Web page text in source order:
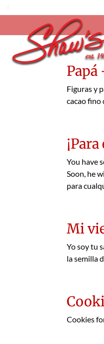
Papá
Figuras y
cacao fino
You have
Soon, he
para
Mi
Yo soy tu
la semilla
Cookies